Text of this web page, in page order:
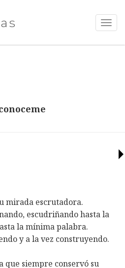
mirada escrutadora.
escudriñando hasta la
la mínima palabra.
y a la vez construyendo.
que siempre conservó su